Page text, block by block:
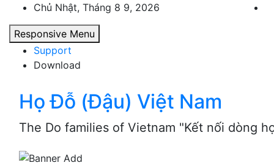
content
Chủ Nhật, Tháng 8 9, 2026
Responsive Menu
Support
Download
Họ Đỗ (Đậu) Việt Nam
The Do families of Vietnam "Kết nối dòng